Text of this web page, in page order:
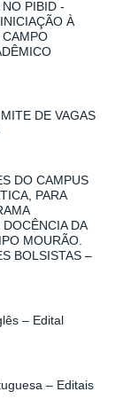
PIBID -
À
CAMPO
DE VAGAS
DO CAMPUS
PARA
DA
MOURÃO.
BOLSISTAS –
– Edital
– Editais